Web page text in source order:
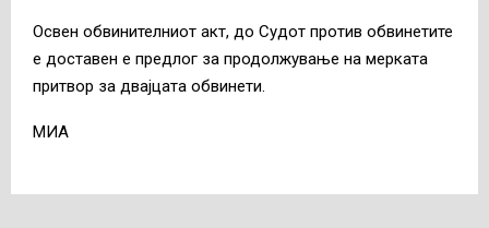
Освен обвинителниот акт, до Судот против обвинетите
е доставен е предлог за продолжување на мерката
притвор за двајцата обвинети.
МИА